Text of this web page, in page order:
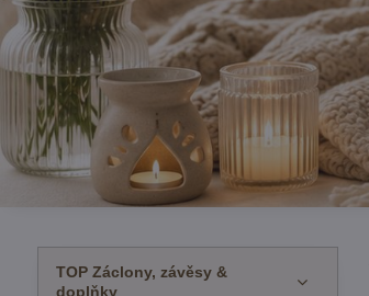
TOP Záclony, závěsy &
doplňky